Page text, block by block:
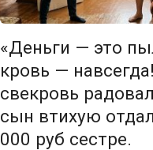
«Деньги — это
кровь —
свекровь
сын втихую
000 руб сестре.